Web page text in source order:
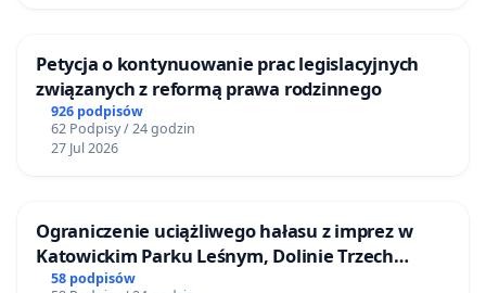
Petycja o kontynuowanie prac legislacyjnych
związanych z reformą prawa rodzinnego
926 podpisów
62 Podpisy / 24 godzin
27 Jul 2026
Ograniczenie uciążliwego hałasu z imprez w
Katowickim Parku Leśnym, Dolinie Trzech
Stawów i na Lotnisku Muchowiec
58 podpisów